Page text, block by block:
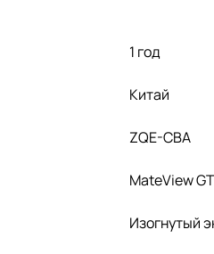
1 год
Китай
ZQE-CBA
MateView GT
Изогнутый